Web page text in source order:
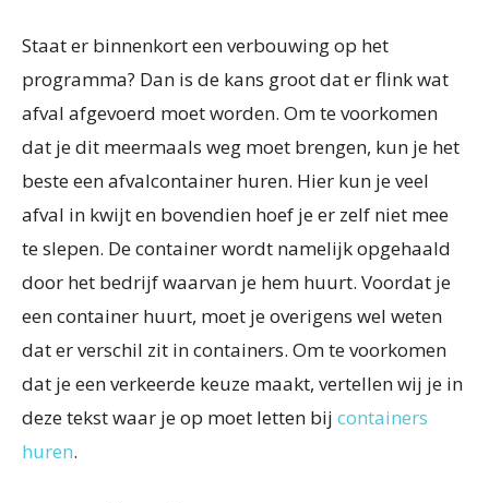
Staat er binnenkort een verbouwing op het
programma? Dan is de kans groot dat er flink wat
afval afgevoerd moet worden. Om te voorkomen
dat je dit meermaals weg moet brengen, kun je het
beste een afvalcontainer huren. Hier kun je veel
afval in kwijt en bovendien hoef je er zelf niet mee
te slepen. De container wordt namelijk opgehaald
door het bedrijf waarvan je hem huurt. Voordat je
een container huurt, moet je overigens wel weten
dat er verschil zit in containers. Om te voorkomen
dat je een verkeerde keuze maakt, vertellen wij je in
deze tekst waar je op moet letten bij containers
huren.